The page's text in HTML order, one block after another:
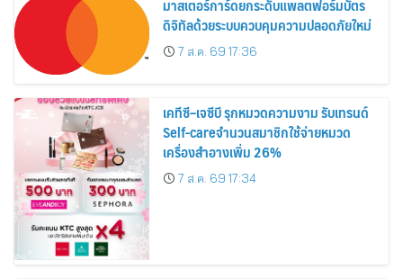
มาสเตอร์การ์ดยกระดับแพลตฟอร์มบัตร
ดิจิทัลด้วยระบบควบคุมความปลอดภัยใหม่
7 ส.ค. 69 17:36
เคทีซี–เจซีบี รุกหมวดความงาม รับเทรนด์
Self-careจำนวนสมาชิกใช้จ่ายหมวด
เครื่องสำอางเพิ่ม 26%
7 ส.ค. 69 17:34